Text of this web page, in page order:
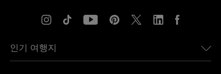
인기 여행지